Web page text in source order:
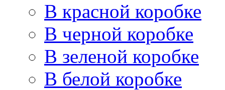
В красной коробке
В черной коробке
В зеленой коробке
В белой коробке